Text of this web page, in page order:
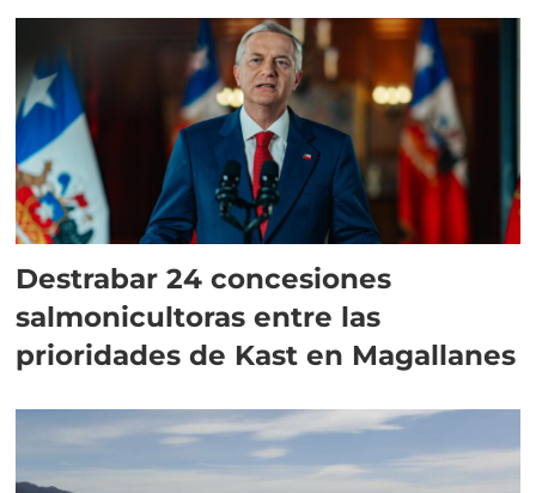
Destrabar 24 concesiones
salmonicultoras entre las
prioridades de Kast en Magallanes